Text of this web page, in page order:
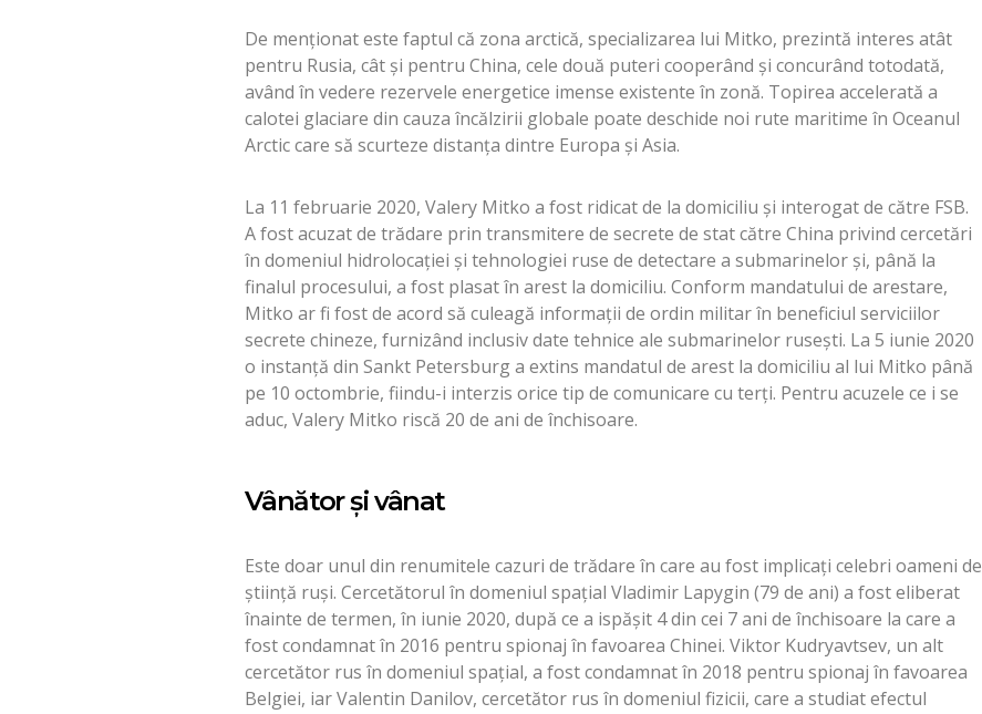
De menţionat este faptul că zona arctică, specializarea lui Mitko, prezintă interes atât
pentru Rusia, cât şi pentru China, cele două puteri cooperând şi concurând totodată,
având în vedere rezervele energetice imense existente în zonă. Topirea accelerată a
calotei glaciare din cauza încălzirii globale poate deschide noi rute maritime în Oceanul
Arctic care să scurteze distanţa dintre Europa şi Asia.
La 11 februarie 2020, Valery Mitko a fost ridicat de la domiciliu şi interogat de către FSB.
A fost acuzat de trădare prin transmitere de secrete de stat către China privind cercetări
în domeniul hidrolocaţiei şi tehnologiei ruse de detectare a submarinelor şi, până la
finalul procesului, a fost plasat în arest la domiciliu. Conform mandatului de arestare,
Mitko ar fi fost de acord să culeagă informaţii de ordin militar în beneficiul serviciilor
secrete chineze, furnizând inclusiv date tehnice ale submarinelor ruseşti. La 5 iunie 2020
o instanţă din Sankt Petersburg a extins mandatul de arest la domiciliu al lui Mitko până
pe 10 octombrie, fiindu-i interzis orice tip de comunicare cu terţi. Pentru acuzele ce i se
aduc, Valery Mitko riscă 20 de ani de închisoare.
Vânător şi vânat
Este doar unul din renumitele cazuri de trădare în care au fost implicaţi celebri oameni de
ştiinţă ruşi. Cercetătorul în domeniul spaţial Vladimir Lapygin (79 de ani) a fost eliberat
înainte de termen, în iunie 2020, după ce a ispăşit 4 din cei 7 ani de închisoare la care a
fost condamnat în 2016 pentru spionaj în favoarea Chinei. Viktor Kudryavtsev, un alt
cercetător rus în domeniul spaţial, a fost condamnat în 2018 pentru spionaj în favoarea
Belgiei, iar Valentin Danilov, cercetător rus în domeniul fizicii, care a studiat efectul